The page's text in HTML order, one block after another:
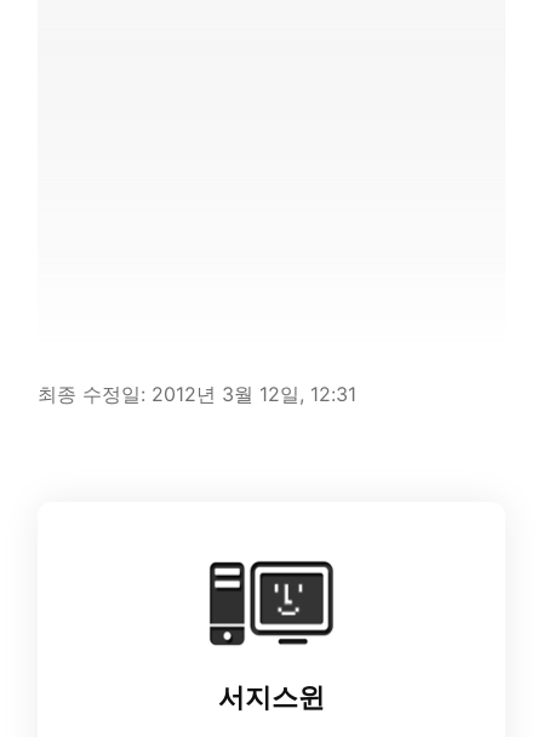
최종 수정일: 2012년 3월 12일, 12:31
서지스윈